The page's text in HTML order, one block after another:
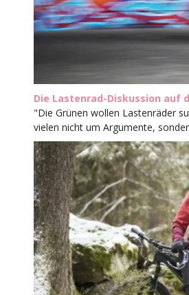
Die Lastenrad-Diskussion auf
"Die Grünen wollen Lastenräder
vielen nicht um Argumente,